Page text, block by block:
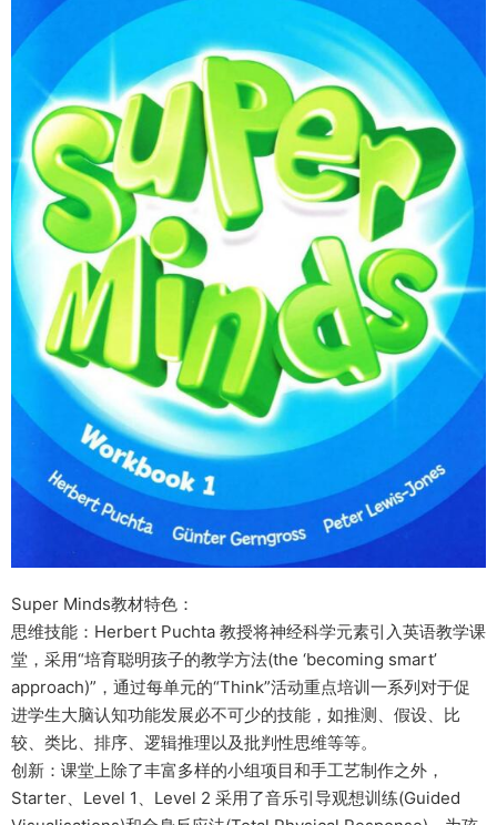
Super Minds教材特色：
思维技能：Herbert Puchta 教授将神经科学元素引入英语教学课
堂，采用“培育聪明孩子的教学方法(the ‘becoming smart’
approach)”，通过每单元的“Think”活动重点培训一系列对于促
进学生大脑认知功能发展必不可少的技能，如推测、假设、比
较、类比、排序、逻辑推理以及批判性思维等等。
创新：课堂上除了丰富多样的小组项目和手工艺制作之外，
Starter、Level 1、Level 2 采用了音乐引导观想训练(Guided